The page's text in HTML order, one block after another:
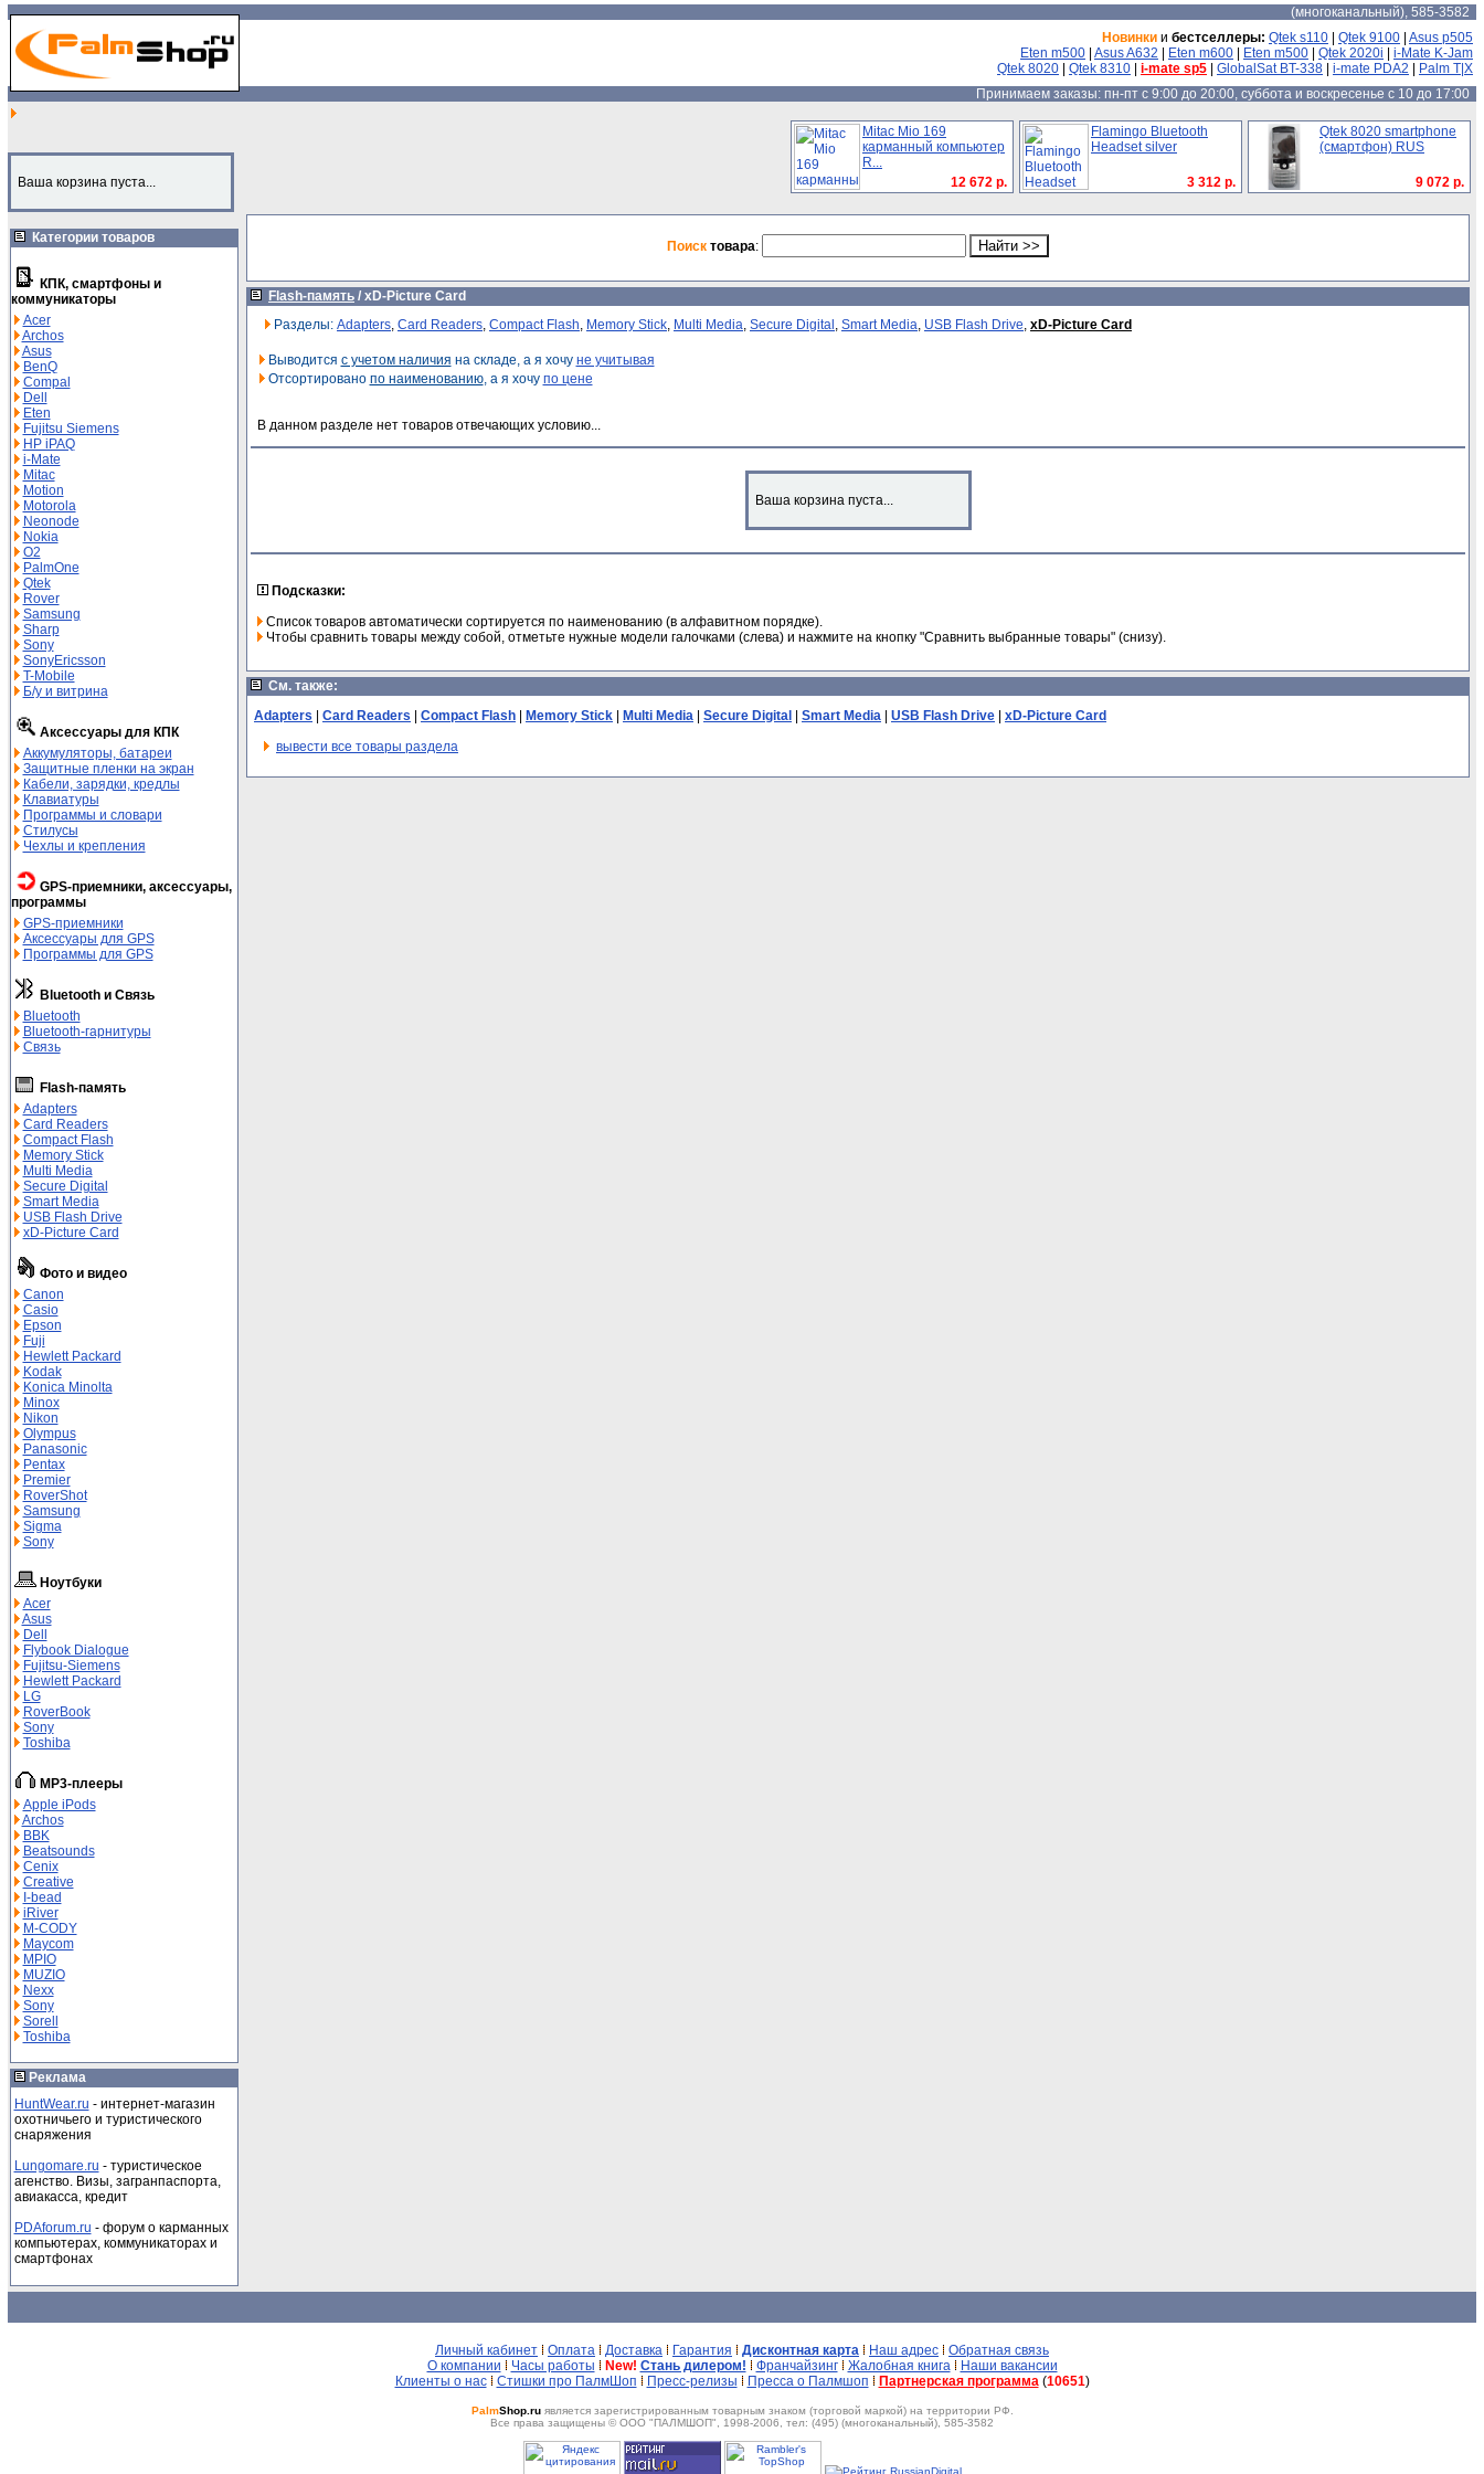
(многоканальный), 585-3582
Новинки и бестселлеры: Qtek s110 Qtek 9100 Asus p505
Eten m500 Asus A632 Eten m600 Eten m500 Qtek 2020i
i-Mate K-Jam
Qtek 8020
Qtek 8310 i-mate sp5 GlobalSat BT-338 i-mate PDA2
Palm T|X
Принимаем заказы: пн-пт с 9:00 до 20:00, суббота и воскресенье с 10 до 17:00
Ваша корзина пуста...
Категории товаров
КПК, смартфоны и
коммуникаторы
Acer
Archos
Asus
BenQ
Compal
Dell
Eten
Fujitsu Siemens
HP iPAQ
i-Mate
Mitac
Motion
Motorola
Neonode
Nokia
O2
PalmOne
Qtek
Rover
Samsung
Sharp
Sony
SonyEricsson
T-Mobile
Б/у и витрина
Аксессуары для КПК
Аккумуляторы, батареи
Защитные пленки на экран
Кабели, зарядки, кредлы
Клавиатуры
Программы и словари
Стилусы
Чехлы и крепления
GPS-приемники, аксессуары,
программы
GPS-приемники
Аксессуары для GPS
Программы для GPS
Bluetooth и Связь
Bluetooth
Bluetooth-гарнитуры
Связь
Flash-память
Adapters
Card Readers
Compact Flash
Memory Stick
Multi Media
Secure Digital
Smart Media
USB Flash Drive
xD-Picture Card
Фото и видео
Canon
Casio
Epson
Fuji
Hewlett Packard
Kodak
Konica Minolta
Minox
Nikon
Olympus
Panasonic
Pentax
Premier
RoverShot
Samsung
Sigma
Sony
Ноутбуки
Acer
Asus
Dell
Flybook Dialogue
Fujitsu-Siemens
Hewlett Packard
LG
RoverBook
Sony
Toshiba
MP3-плееры
Apple iPods
Archos
BBK
Beatsounds
Cenix
Creative
I-bead
iRiver
M-СODY
Maycom
MPIO
MUZIO
Nexx
Sony
Sorell
Toshiba
Реклама
HuntWear.ru - интернет-магазин
охотничьего и туристического
снаряжения
Lungomare.ru - туристическое
агенство. Визы, загранпаспорта,
авиакасса, кредит
PDAforum.ru - форум о карманных
компьютерах, коммуникаторах и
смартфонах
Mitac Mio 169
карманный компьютер
R...
12 672 р.
Flamingo Bluetooth
Headset silver
3 312 р.
Qtek 8020 smartphone
(смартфон) RUS
9 072 р.
Поиск товара:
Flash-память / xD-Picture Card
Разделы: Adapters, Card Readers, Compact Flash, Memory Stick, Multi Media, Secure Digital , Smart Media, USB Flash Drive, xD-Picture Card
Выводится с учетом наличия на складе, а я хочу не учитывая
Отсортировано по наименованию, а я хочу по цене
В данном разделе нет товаров отвечающих условию...
Ваша корзина пуста...
Подсказки:
Список товаров автоматически сортируется по наименованию (в алфавитном порядке).
Чтобы сравнить товары между собой, отметьте нужные модели галочками (слева) и нажмите на кнопку "Сравнить выбранные товары" (снизу).
См. также:
Adapters
Card Readers Compact Flash Memory Stick Multi Media Secure Digital Smart Media USB Flash Drive
xD-Picture Card
вывести все товары раздела
Личный кабинет Оплата Доставка Гарантия Дисконтная карта Наш адрес
Обратная связь
О компании
Часы работы New! Стань дилером! Франчайзинг Жалобная книга
Наши вакансии
Клиенты о нас
Стишки про ПалмШоп Пресс-релизы Пресса о Палмшоп Партнерская программа(10651)
PalmShop.ruявляeтся зарегистрированным товарным знаком (торговой мaркой) на территории РФ.
Все права защищены © ООО "ПАЛМШОП", 1998-2006, тел: (495) (многоканальный), 585-3582